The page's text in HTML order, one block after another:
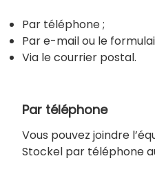
Par téléphone ;
Par e-mail ou le
Via le courrier postal.
Par téléphone
Vous pouvez joindre
Stockel par téléphone